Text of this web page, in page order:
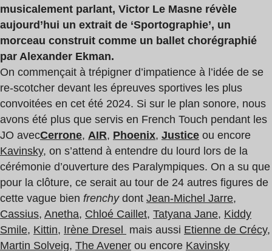
musicalement parlant, Victor Le Masne révèle
aujourd’hui un extrait de ‘Sportographie’, un
morceau construit comme un ballet chorégraphié
par Alexander Ekman.
On commençait à trépigner d’impatience à l’idée de se
re-scotcher devant les épreuves sportives les plus
convoitées en cet été 2024. Si sur le plan sonore, nous
avons été plus que servis en French Touch pendant les
JO avecCerrone, AIR, Phoenix, Justice ou encore
Kavinsky, on s’attend à entendre du lourd lors de la
cérémonie d’ouverture des Paralympiques. On a su que
pour la clôture, ce serait au tour de 24 autres figures de
cette vague bien frenchydont Jean-Michel Jarre,
Cassius, Anetha, Chloé Caillet, Tatyana Jane, Kiddy
Smile, Kittin, Irène Dresel mais aussi Etienne de Crécy,
Martin Solveig, The Avener ou encore Kavinsky